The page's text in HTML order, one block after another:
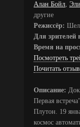
Алан Бойл,
другие
Режиссёр:
Для зрителей
Время на
Посмотреть
Почитать
Описание:
Первая
Плутон. 19
космос